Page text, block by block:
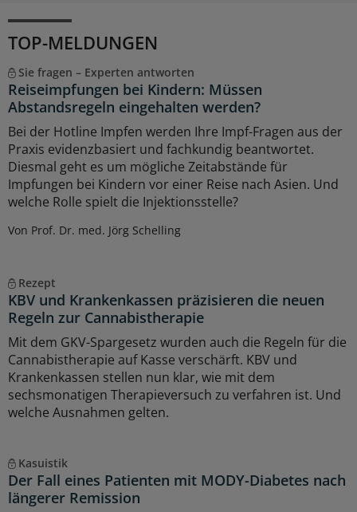
TOP-MELDUNGEN
Sie fragen – Experten antworten
Reiseimpfungen bei Kindern: Müssen
Abstandsregeln eingehalten werden?
Bei der Hotline Impfen werden Ihre Impf-Fragen aus der
Praxis evidenzbasiert und fachkundig beantwortet.
Diesmal geht es um mögliche Zeitabstände für
Impfungen bei Kindern vor einer Reise nach Asien. Und
welche Rolle spielt die Injektionsstelle?
Von Prof. Dr. med. Jörg Schelling
Rezept
KBV und Krankenkassen präzisieren die neuen
Regeln zur Cannabistherapie
Mit dem GKV-Spargesetz wurden auch die Regeln für die
Cannabistherapie auf Kasse verschärft. KBV und
Krankenkassen stellen nun klar, wie mit dem
sechsmonatigen Therapieversuch zu verfahren ist. Und
welche Ausnahmen gelten.
Kasuistik
Der Fall eines Patienten mit MODY-Diabetes nach
längerer Remission